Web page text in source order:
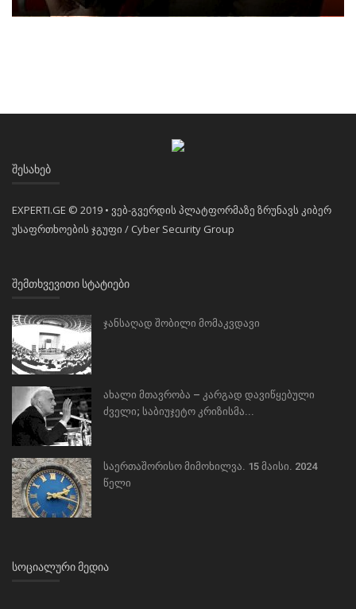
ᲨᲔᲡᲐᲮᲔᲑ
EXPERTI.GE © 2019 • ვებ-გვერდის პლატფორმაზე ზრუნავს კიბერ
უსაფრთხოების ჯგუფი / Cyber Security Group
ᲨᲔᲛᲗᲮᲕᲔᲕᲘᲗᲘ ᲡᲢᲐᲢᲘᲔᲑᲘ
ჯანსაღად შობილი მომაკვდავი
ახალი მთავრობა – კარგად დავიწყებული
ძველი; საბიუჯეტო კრიზისმა...
საერთაშორისო მიმოხილვა. 15 მაისი. 2024
წელი
ᲡᲝᲪᲘᲐᲚᲣᲠᲘ ᲛᲔᲓᲘᲐ